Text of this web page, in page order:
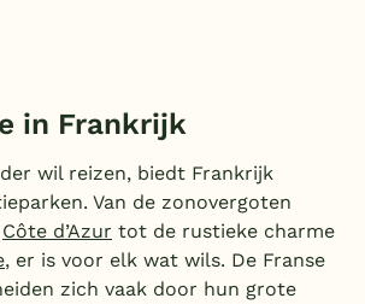
in Frankrijk
wil reizen, biedt Frankrijk
Van de zonovergoten
Côte d’Azur tot de rustieke charme
, er is voor elk wat wils. De Franse
zich vaak door hun grote